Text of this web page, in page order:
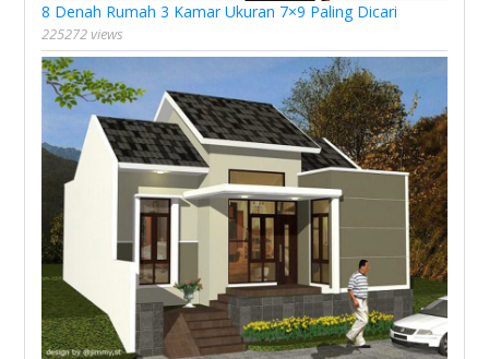
8 Denah Rumah 3 Kamar Ukuran 7×9 Paling Dicari
225272 views